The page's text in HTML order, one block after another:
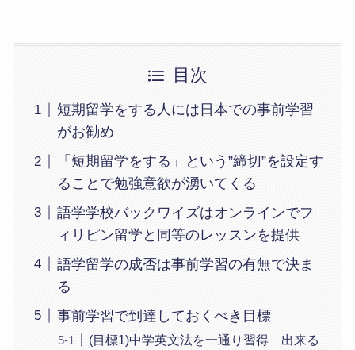
目次
短期留学をする人には日本での事前学習
がお勧め
「短期留学をする」という”締切”を設定す
ることで勉強意欲が湧いてくる
語学学校バックワイズはオンラインでフ
ィリピン留学と同等のレッスンを提供
語学留学の成否は事前学習の有無で決ま
る
事前学習で到達しておくべき目標
(目標1)中学英文法を一通り習得 出来る